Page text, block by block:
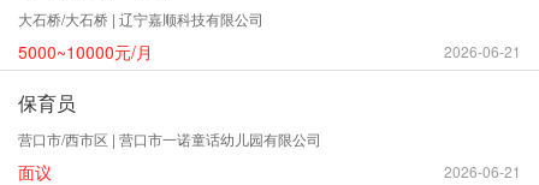
大石桥/大石桥 | 辽宁嘉顺科技有限公司
5000~10000元/月 2026-06-21
保育员
营口市/西市区 | 营口市一诺童话幼儿园有限公司
面议 2026-06-21